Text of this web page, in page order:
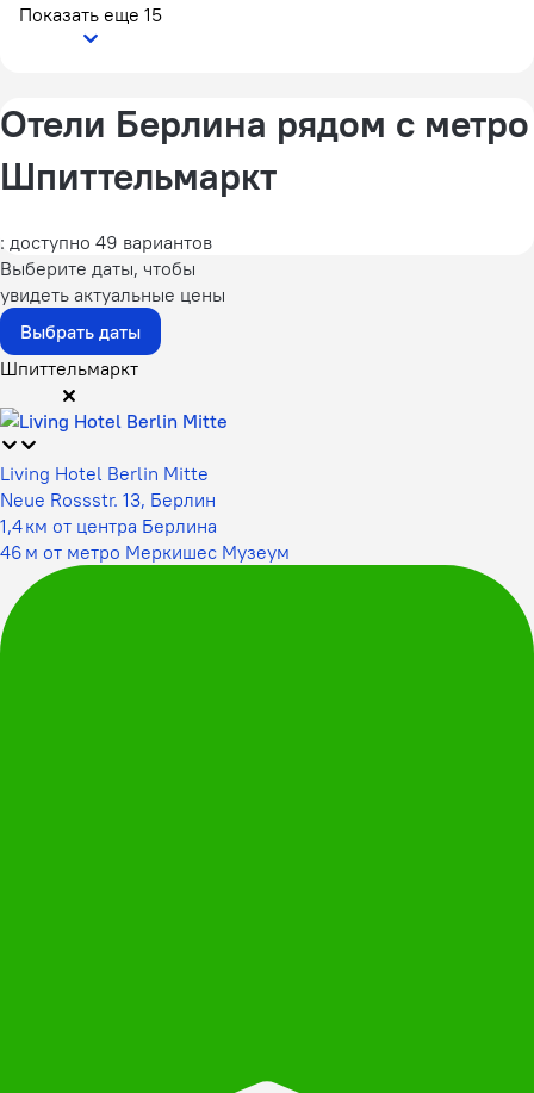
Показать еще 15
Отели Берлина рядом с метро
Шпиттельмаркт
: доступно 49 вариантов
Выберите даты, чтобы
увидеть актуальные цены
Выбрать даты
Шпиттельмаркт
Living Hotel Berlin Mitte
Neue Rossstr. 13, Берлин
1,4 км от центра Берлина
46 м от метро Меркишес Музеум